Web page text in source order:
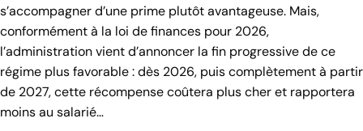
s’accompagner d’une prime plutôt avantageuse. Mais,
conformément à la loi de finances pour 2026,
l’administration vient d’annoncer la fin progressive de ce
régime plus favorable : dès 2026, puis complètement à partir
de 2027, cette récompense coûtera plus cher et rapportera
moins au salarié…